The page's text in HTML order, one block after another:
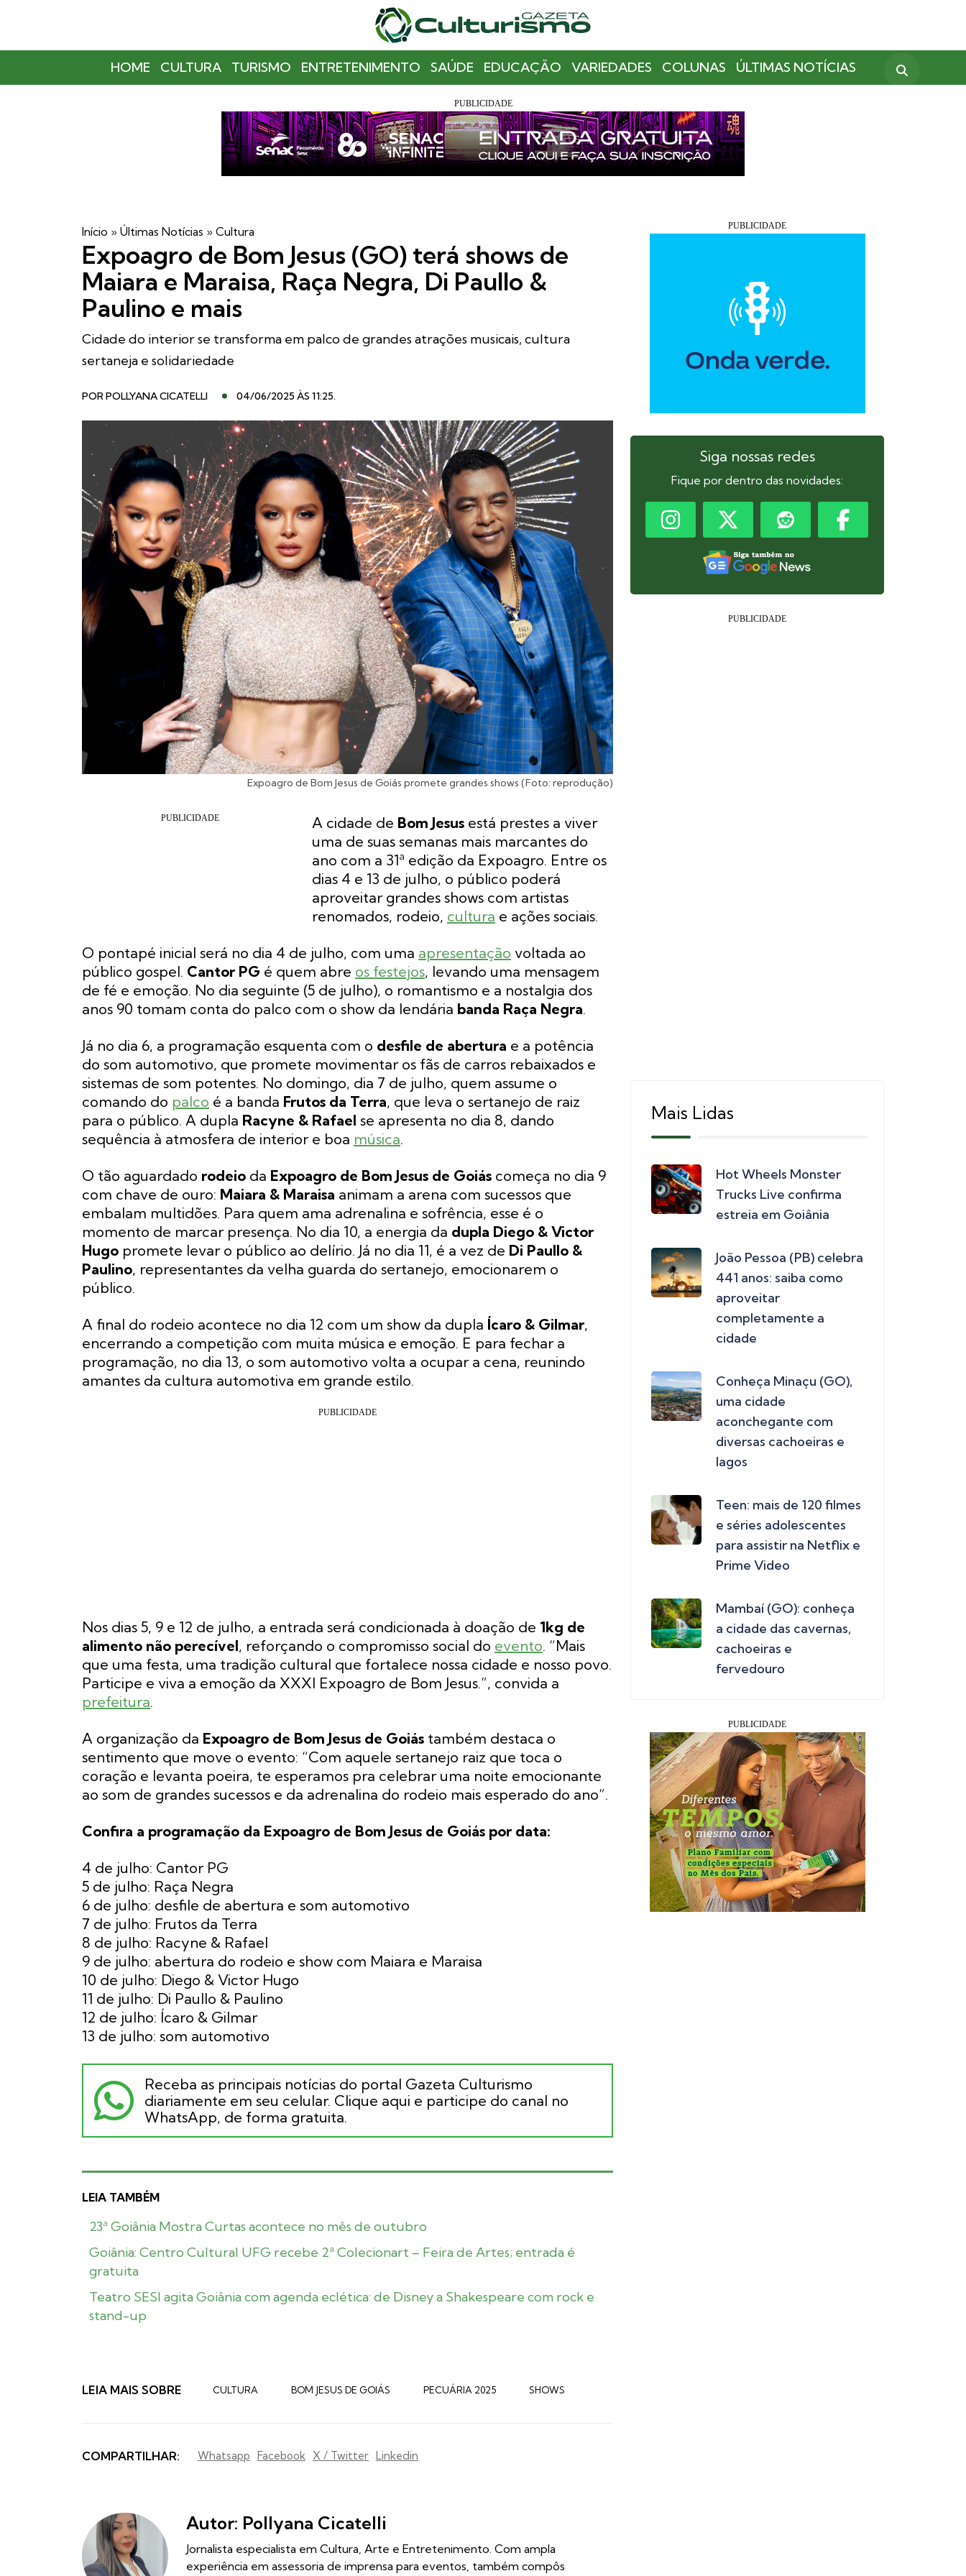
HOME CULTURA TURISMO ENTRETENIMENTO SAÚDE EDUCAÇÃO VARIEDADES COLUNAS ÚLTIMAS NOTÍCIAS
Início » Últimas Notícias » Cultura
Expoagro de Bom Jesus (GO) terá shows de
Maiara e Maraisa, Raça Negra, Di Paullo &
Paulino e mais
Cidade do interior se transforma em palco de grandes atrações musicais, cultura
sertaneja e solidariedade
PORPOLLYANA CICATELLI 04/06/2025 ÀS 11:25.
Expoagro de Bom Jesus de Goiás promete grandes shows (Foto: reprodução)
A cidade de Bom Jesus está prestes a viver
uma de suas semanas mais marcantes do
ano com a 31ª edição da Expoagro. Entre os
dias 4 e 13 de julho, o público poderá
aproveitar grandes shows com artistas
renomados, rodeio, cultura e ações sociais.
O pontapé inicial será no dia 4 de julho, com uma apresentação voltada ao
público gospel. Cantor PG é quem abre os festejos, levando uma mensagem
de fé e emoção. No dia seguinte (5 de julho), o romantismo e a nostalgia dos
anos 90 tomam conta do palco com o show da lendária banda Raça Negra.
Já no dia 6, a programação esquenta com o desfile de abertura e a potência
do som automotivo, que promete movimentar os fãs de carros rebaixados e
sistemas de som potentes. No domingo, dia 7 de julho, quem assume o
comando do palco é a banda Frutos da Terra, que leva o sertanejo de raiz
para o público. A dupla Racyne & Rafael se apresenta no dia 8, dando
sequência à atmosfera de interior e boa música.
O tão aguardado rodeio da Expoagro de Bom Jesus de Goiás começa no dia 9
com chave de ouro: Maiara & Maraisa animam a arena com sucessos que
embalam multidões. Para quem ama adrenalina e sofrência, esse é o
momento de marcar presença. No dia 10, a energia da dupla Diego & Victor
Hugo promete levar o público ao delírio. Já no dia 11, é a vez de Di Paullo &
Paulino, representantes da velha guarda do sertanejo, emocionarem o
público.
A final do rodeio acontece no dia 12 com um show da dupla Ícaro & Gilmar,
encerrando a competição com muita música e emoção. E para fechar a
programação, no dia 13, o som automotivo volta a ocupar a cena, reunindo
amantes da cultura automotiva em grande estilo.
Nos dias 5, 9 e 12 de julho, a entrada será condicionada à doação de 1kg de
alimento não perecível, reforçando o compromisso social do evento. “Mais
que uma festa, uma tradição cultural que fortalece nossa cidade e nosso povo.
Participe e viva a emoção da XXXI Expoagro de Bom Jesus.”, convida a
prefeitura.
A organização da Expoagro de Bom Jesus de Goiás também destaca o
sentimento que move o evento: “Com aquele sertanejo raiz que toca o
coração e levanta poeira, te esperamos pra celebrar uma noite emocionante
ao som de grandes sucessos e da adrenalina do rodeio mais esperado do ano”.
Confira a programação da Expoagro de Bom Jesus de Goiás por data:
4 de julho: Cantor PG
5 de julho: Raça Negra
6 de julho: desfile de abertura e som automotivo
7 de julho: Frutos da Terra
8 de julho: Racyne & Rafael
9 de julho: abertura do rodeio e show com Maiara e Maraisa
10 de julho: Diego & Victor Hugo
11 de julho: Di Paullo & Paulino
12 de julho: Ícaro & Gilmar
13 de julho: som automotivo
Receba as principais notícias do portal Gazeta Culturismo
diariamente em seu celular. Clique aqui e participe do canal no
WhatsApp, de forma gratuita.
LEIA TAMBÉM
23ª Goiânia Mostra Curtas acontece no mês de outubro
Goiânia: Centro Cultural UFG recebe 2ª Colecionart – Feira de Artes; entrada é
gratuita
Teatro SESI agita Goiânia com agenda eclética: de Disney a Shakespeare com rock e
stand-up
LEIA MAIS SOBRE CULTURA BOM JESUS DE GOIÁS PECUÁRIA 2025 SHOWS
COMPARTILHAR: Whatsapp Facebook X / Twitter Linkedin
Autor: Pollyana Cicatelli
Jornalista especialista em Cultura, Arte e Entretenimento. Com ampla
experiência em assessoria de imprensa para eventos, também compôs
Siga nossas redes
Fique por dentro das novidades:
Mais Lidas
Hot Wheels Monster
Trucks Live confirma
estreia em Goiânia
João Pessoa (PB) celebra
441 anos: saiba como
aproveitar
completamente a
cidade
Conheça Minaçu (GO),
uma cidade
aconchegante com
diversas cachoeiras e
lagos
Teen: mais de 120 filmes
e séries adolescentes
para assistir na Netflix e
Prime Video
Mambaí (GO): conheça
a cidade das cavernas,
cachoeiras e
fervedouro